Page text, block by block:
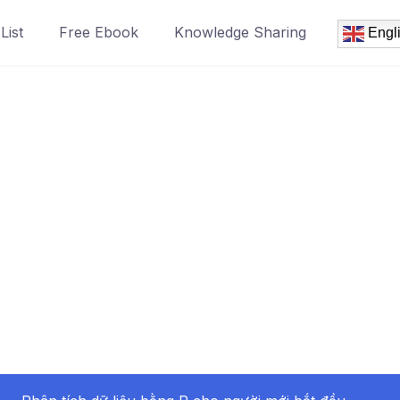
Free Ebook Knowledge Sharing